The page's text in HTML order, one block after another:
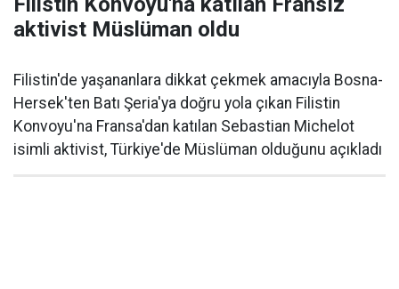
aktivist Müslüman oldu
Filistin'de yaşananlara dikkat çekmek amacıyla Bosna-
Hersek'ten Batı Şeria'ya doğru yola çıkan Filistin
Konvoyu'na Fransa'dan katılan Sebastian Michelot
isimli aktivist, Türkiye'de Müslüman olduğunu açıkladı